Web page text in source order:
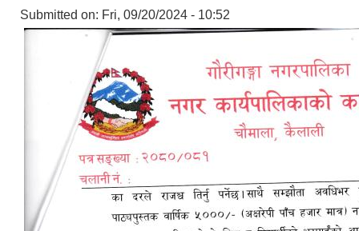
Submitted on: Fri, 09/20/2024 - 10:52